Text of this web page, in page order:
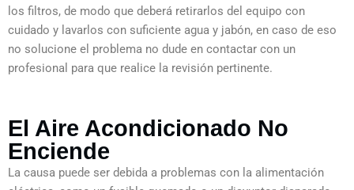
los filtros, de modo que deberá retirarlos del equipo con
cuidado y lavarlos con suficiente agua y jabón, en caso de eso
no solucione el problema no dude en contactar con un
profesional para que realice la revisión pertinente.
El Aire Acondicionado No
Enciende
La causa puede ser debida a problemas con la alimentación